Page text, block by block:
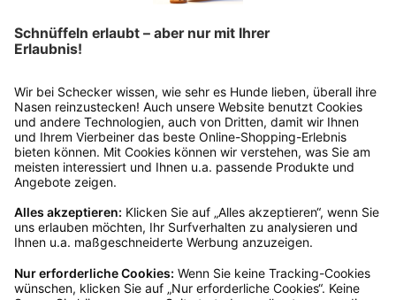
Rückgabeinformationen
Ware muss ungetragen, ungeöffnet und
originalverpackt sein. Bei Verwendung des
Rücksendekosten.